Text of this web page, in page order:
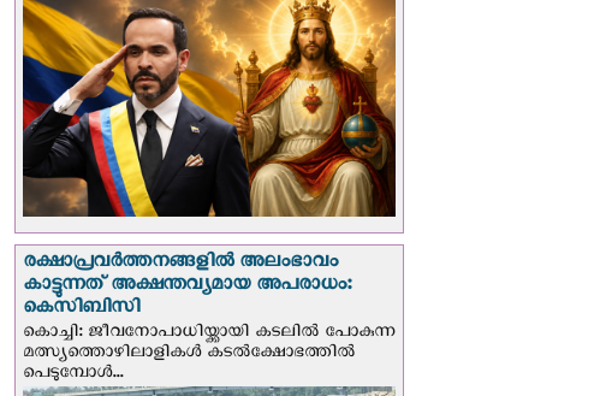
രക്ഷാപ്രവര്‍ത്തനങ്ങളില്‍ അലംഭാവം
കാട്ടുന്നത് അക്ഷന്തവ്യമായ അപരാധം:
കെസിബിസി
കൊച്ചി: ജീവനോപാധിയ്ക്കായി കടലില്‍ പോകുന്ന
മത്സ്യത്തൊഴിലാളികള്‍ കടല്‍ക്ഷോഭത്തില്‍
പെടുമ്പോള്‍...